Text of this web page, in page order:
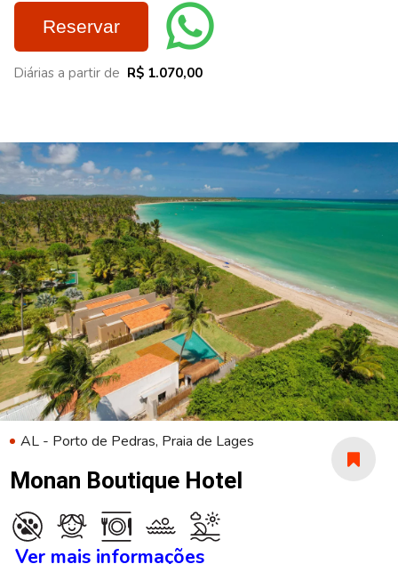
Reservar
Diárias a partir de R$ 1.070,00
AL - Porto de Pedras, Praia de Lages
Monan Boutique Hotel
Ver mais informações